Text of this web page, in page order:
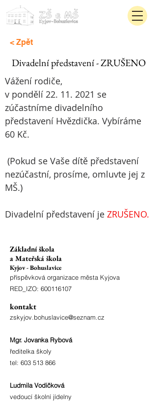
< Zpět
Divadelní představení - ZRUŠENO
Vážení rodiče,
v pondělí 22. 11. 2021 se
zúčastníme divadelního
představení Hvězdička. Vybíráme
60 Kč.
nezúčastní, prosíme, omluvte jej z
MŠ.)
Divadelní představení je ZRUŠENO.
Základní škola
a Mateřská škola
Kyjov - Bohuslavice
příspěvková organizace města Kyjova
RED_IZO: 600116107
kontakt
zskyjov.bohuslavice@seznam.cz
Mgr. Jovanka Rybová
ředitelka školy
tel: 603 513 866
Ludmila Vodičková
vedoucí školní jídelny